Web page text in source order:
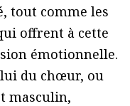
tout comme les
offrent à cette
émotionnelle.
du chœur, ou
masculin,